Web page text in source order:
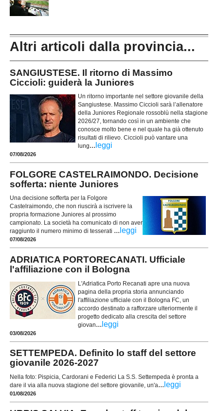
Altri articoli dalla provincia...
SANGIUSTESE. Il ritorno di Massimo
Ciccioli: guiderà la Juniores
Un ritorno importante nel settore giovanile della
Sangiustese. Massimo Ciccioli sarà l’allenatore
della Juniores Regionale rossoblù nella stagione
2026/27, tornando così in un ambiente che
conosce molto bene e nel quale ha già ottenuto
risultati di rilievo. Ciccioli può vantare una
lung... leggi
07/08/2026
FOLGORE CASTELRAIMONDO. Decisione
sofferta: niente Juniores
Una decisione sofferta per la Folgore
Castelraimondo, che non riuscirà a iscrivere la
propria formazione Juniores al prossimo
campionato. La società ha comunicato di non aver
raggiunto il numero minimo di tesserati ... leggi
07/08/2026
ADRIATICA PORTORECANATI. Ufficiale
l'affiliazione con il Bologna
L'Adriatica Porto Recanati apre una nuova
pagina della propria storia annunciando
l'affiliazione ufficiale con il Bologna FC, un
accordo destinato a rafforzare ulteriormente il
progetto dedicato alla crescita del settore
giovan... leggi
03/08/2026
SETTEMPEDA. Definito lo staff del settore
giovanile 2026-2027
Nella foto: Pispicia, Cardorani e Federici La S.S. Settempeda è pronta a
dare il via alla nuova stagione del settore giovanile, un'a... leggi
01/08/2026